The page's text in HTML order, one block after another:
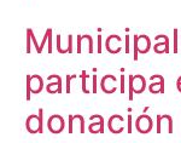
participa